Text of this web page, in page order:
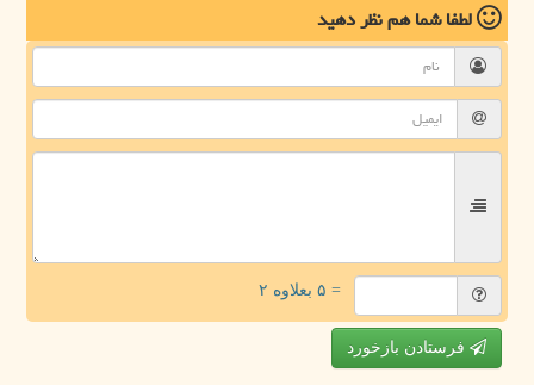
لطفا شما همنظر دهید
= ۵ بعلاوه ۲
فرستادن بازخورد